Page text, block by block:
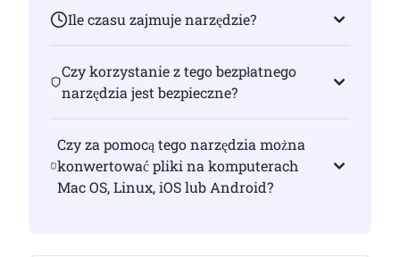
Ile czasu zajmuje narzędzie?
Czy korzystanie z tego bezpłatnego
narzędzia jest bezpieczne?
Czy za pomocą tego narzędzia można
konwertować pliki na komputerach
Mac OS, Linux, iOS lub Android?